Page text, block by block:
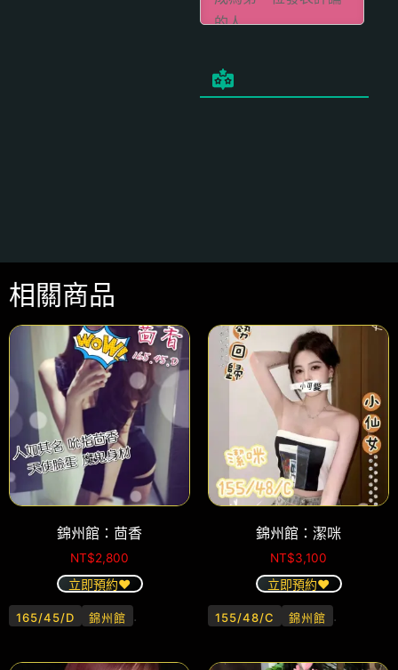
相關商品
錦州館：茴香
NT$2,800
立即預約❤️
165/45/D 錦州館 .
錦州館：潔咪
NT$3,100
立即預約❤️
155/48/C 錦州館 .